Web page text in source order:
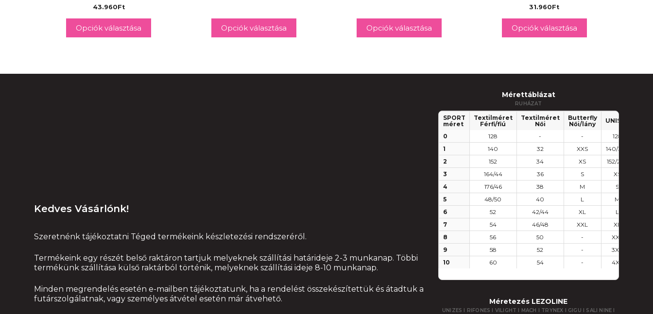
43.960Ft
Opciók választása Opciók választása Opciók választása
31.960Ft
Opciók választása
Kedves Vásárlónk!
Szeretnénk tájékoztatni Téged termékeink készletezési rendszeréről.
Termékeink egy részét belső raktáron tartjuk melyeknek szállítási határideje 2-3 munkanap. Többi
termékünk szállítása külső raktárból történik, melyeknek szállítási ideje 8-10 munkanap.
Minden megrendelés esetén e-mailben tájékoztatunk, ha a rendelést összekészítettük és átadtuk a
futárszolgálatnak, vagy személyes átvétel esetén már átvehető.
Mérettáblázat
RUHÁZAT
SPORT
méret
Textilméret
Férfi/fiú
Textilméret
Női
Butterfly
Női/lány
UNISEX
0 128 - -
128
1
140 32 XXS
140/3XS
2
152 34 XS
152/2XS
3
164/44 36 S
XS
4
176/46 38 M
S
5
48/50 40 L
M
6
52 42/44 XL
L
7
54 46/48 XXL
XL
8
56 50 -
XXL
9
58 52 -
3XL
10
60 54 - 4XL
Méretezés LEZOLINE
UNIZES I RIFONES I VILIGHT I MACH I TRYNEX I GIGU I SALI NINE I